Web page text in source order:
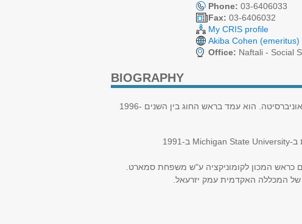
Phone: 03-6406033
Fax: 03-6406032
My CRIS profile
Akiba Cohen (emeritus)
Office: Naftali - Social
BIOGRAPHY
פרופסור (אמריטוס) עקיבא כהן נענה בשנת 1995 לפניית אוניברסיטת תל אביב להיות המייסד של החוג לתקשורת באוניברסיטה. הוא עמד בראש החוג בין השנים 1996-
Michigan State University ב-1991
המכללה האקדמית עמק יזרעאל.